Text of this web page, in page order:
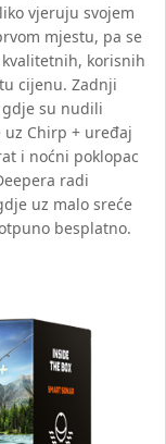
vjeruju svojem
mjestu, pa se
korisnih
cijenu. Zadnji
su nudili
Chirp + uređaj
i noćni poklopac
radi
uz malo sreće
besplatno.